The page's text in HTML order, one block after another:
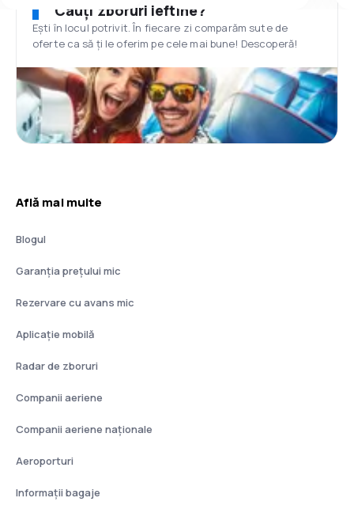
Cauți zboruri ieftine?
Ești în locul potrivit. În fiecare zi comparăm sute de
oferte ca să ți le oferim pe cele mai bune! Descoperă!
Află mai multe
Blogul
Garanția prețului mic
Rezervare cu avans mic
Aplicație mobilă
Radar de zboruri
Companii aeriene
Companii aeriene naţionale
Aeroporturi
Informații bagaje